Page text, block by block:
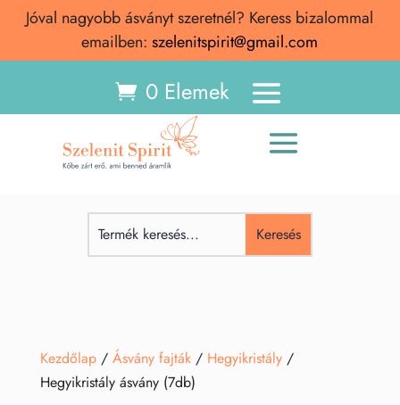
Jóval nagyobb ásványt szeretnél? Keress bizalommal
emailben: szelenitspirit@gmail.com
0 Elemek
Kezdőlap/ Ásvány fajták/ Hegyikristály/
Hegyikristály ásvány (7db)